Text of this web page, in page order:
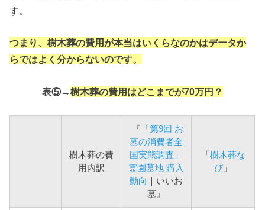
す。
つまり、樹木葬の費用が本当はいくらなのかはデータか
らではよく分からないのです。
表⑤→樹木葬の費用はどこまでが70万円？
樹木葬の費
用内訳
『 「第9回 お
墓の消費者全
国実態調査」
霊園墓地 購入
動向
｜いいお
墓』
「 樹木葬な
び 」